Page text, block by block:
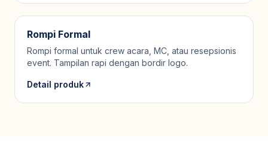
Rompi Formal
Rompi formal untuk crew acara, MC, atau resepsionis
event. Tampilan rapi dengan bordir logo.
Detail produk